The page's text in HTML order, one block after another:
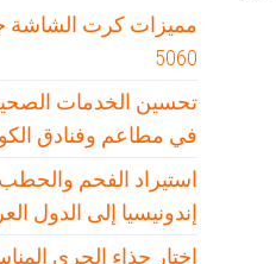
5060
تحسين الخدمات
في مطاعم وفنادق
استيراد الفحم
إندونيسيا إلى الدول
اختار حذاء الجري